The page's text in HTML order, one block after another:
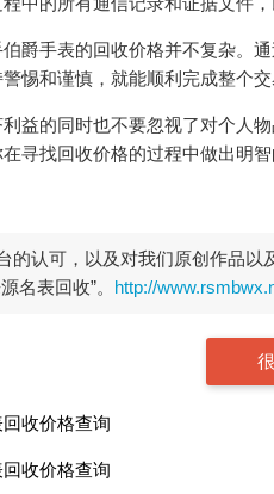
爵手表的回收价格并不复杂。
惕和谨慎，就能顺利完成整个交
益的同时也不要忽视了对个人
寻找回收价格的过程中做出明
的认可，以及对我们原创作品
名表回收”。 http://
收价格查询
收价格查询